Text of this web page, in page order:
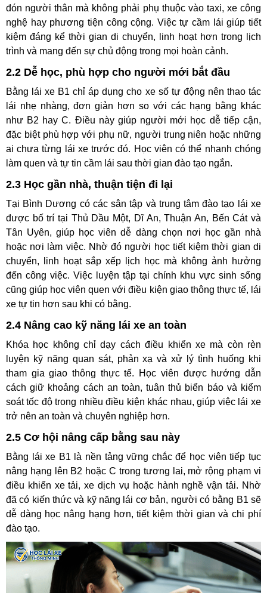
đón người thân mà không phải phụ thuộc vào taxi, xe công
nghệ hay phương tiện công cộng. Việc tự cầm lái giúp tiết
kiệm đáng kể thời gian di chuyển, linh hoạt hơn trong lịch
trình và mang đến sự chủ động trong mọi hoàn cảnh.
2.2 Dễ học, phù hợp cho người mới bắt đầu
Bằng lái xe B1 chỉ áp dụng cho xe số tự động nên thao tác
lái nhẹ nhàng, đơn giản hơn so với các hạng bằng khác
như B2 hay C. Điều này giúp người mới học dễ tiếp cận,
đặc biệt phù hợp với phụ nữ, người trung niên hoặc những
ai chưa từng lái xe trước đó. Học viên có thể nhanh chóng
làm quen và tự tin cầm lái sau thời gian đào tạo ngắn.
2.3 Học gần nhà, thuận tiện đi lại
Tại Bình Dương có các sân tập và trung tâm đào tạo lái xe
được bố trí tại Thủ Dầu Một, Dĩ An, Thuận An, Bến Cát và
Tân Uyên, giúp học viên dễ dàng chọn nơi học gần nhà
hoặc nơi làm việc. Nhờ đó người học tiết kiệm thời gian di
chuyển, linh hoạt sắp xếp lịch học mà không ảnh hưởng
đến công việc. Việc luyện tập tại chính khu vực sinh sống
cũng giúp học viên quen với điều kiện giao thông thực tế, lái
xe tự tin hơn sau khi có bằng.
2.4 Nâng cao kỹ năng lái xe an toàn
Khóa học không chỉ dạy cách điều khiển xe mà còn rèn
luyện kỹ năng quan sát, phản xạ và xử lý tình huống khi
tham gia giao thông thực tế. Học viên được hướng dẫn
cách giữ khoảng cách an toàn, tuân thủ biển báo và kiểm
soát tốc độ trong nhiều điều kiện khác nhau, giúp việc lái xe
trở nên an toàn và chuyên nghiệp hơn.
2.5 Cơ hội nâng cấp bằng sau này
Bằng lái xe B1 là nền tảng vững chắc để học viên tiếp tục
nâng hạng lên B2 hoặc C trong tương lai, mở rộng phạm vi
điều khiển xe tải, xe dịch vụ hoặc hành nghề vận tải. Nhờ
đã có kiến thức và kỹ năng lái cơ bản, người có bằng B1 sẽ
dễ dàng học nâng hạng hơn, tiết kiệm thời gian và chi phí
đào tạo.